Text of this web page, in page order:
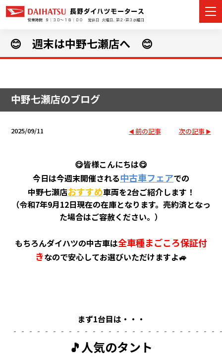
店舗情報
ご購入者サポート
アフターサポート
😊 週末は中野七瀬店へ 😊
中野七瀬店のブログ
2025/09/11 前の記事 次の記事
😋皆様こんにちは😋
今日は今週末開催される中古車フェアでの
中野七瀬店おすすめ車両を2台ご紹介します！
（令和7年9月12日現在の在庫となります。売約済となっ
た場合はご容赦ください。）
もちろんダイハツの中古車は全車種まごころ保証付
きなので安心してお選びいただけますよ🚙
まず1台目は・・・
🎵 人気のタント